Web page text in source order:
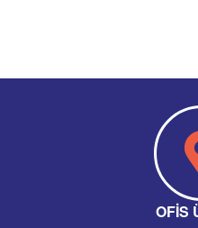
OFIS